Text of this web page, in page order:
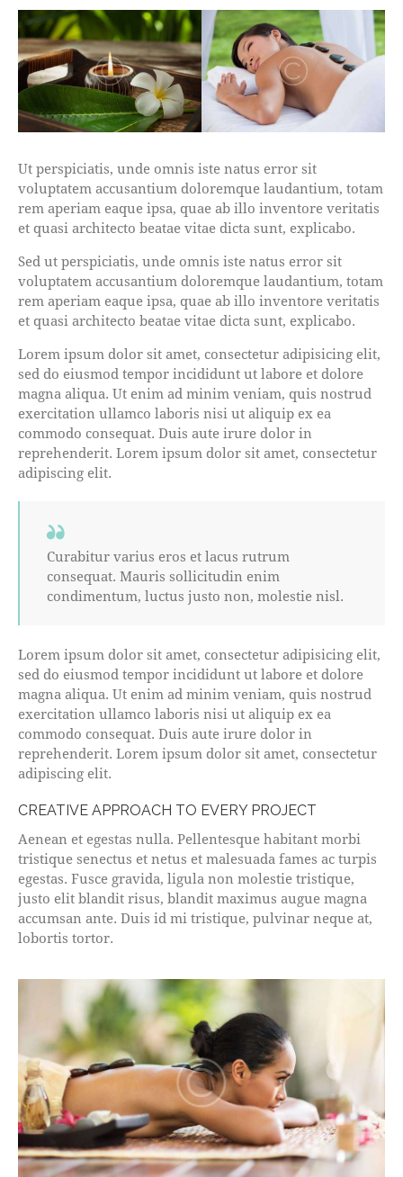
Ut perspiciatis, unde omnis iste natus error sit
voluptatem accusantium doloremque laudantium, totam
rem aperiam eaque ipsa, quae ab illo inventore veritatis
et quasi architecto beatae vitae dicta sunt, explicabo.
Sed ut perspiciatis, unde omnis iste natus error sit
voluptatem accusantium doloremque laudantium, totam
rem aperiam eaque ipsa, quae ab illo inventore veritatis
et quasi architecto beatae vitae dicta sunt, explicabo.
Lorem ipsum dolor sit amet, consectetur adipisicing elit,
sed do eiusmod tempor incididunt ut labore et dolore
magna aliqua. Ut enim ad minim veniam, quis nostrud
exercitation ullamco laboris nisi ut aliquip ex ea
commodo consequat. Duis aute irure dolor in
reprehenderit. Lorem ipsum dolor sit amet, consectetur
adipiscing elit.
Curabitur varius eros et lacus rutrum
consequat. Mauris sollicitudin enim
condimentum, luctus justo non, molestie nisl.
Lorem ipsum dolor sit amet, consectetur adipisicing elit,
sed do eiusmod tempor incididunt ut labore et dolore
magna aliqua. Ut enim ad minim veniam, quis nostrud
exercitation ullamco laboris nisi ut aliquip ex ea
commodo consequat. Duis aute irure dolor in
reprehenderit. Lorem ipsum dolor sit amet, consectetur
adipiscing elit.
CREATIVE APPROACH TO EVERY PROJECT
Aenean et egestas nulla. Pellentesque habitant morbi
tristique senectus et netus et malesuada fames ac turpis
egestas. Fusce gravida, ligula non molestie tristique,
justo elit blandit risus, blandit maximus augue magna
accumsan ante. Duis id mi tristique, pulvinar neque at,
lobortis tortor.